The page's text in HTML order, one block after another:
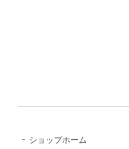
ショップホーム